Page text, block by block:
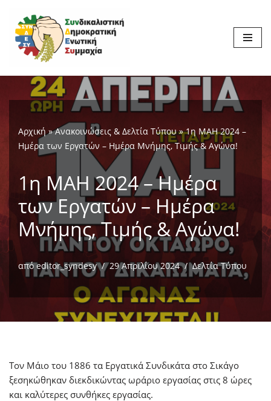
Μεταπηδήστε
στο
περιεχόμενο
Αρχική»Ανακοινώσεις & Δελτία Τύπου»1η ΜΑΗ 2024 –
Ημέρα των Εργατών – Ημέρα Μνήμης, Τιμής & Αγώνα!
1η ΜΑΗ 2024 – Ημέρα
των Εργατών – Ημέρα
Μνήμης, Τιμής & Αγώνα!
απόeditor_syndesy 29 Απριλίου 2024 Δελτία Τύπου
Τον Μάιο του 1886 τα Εργατικά Συνδικάτα στο Σικάγο
ξεσηκώθηκαν διεκδικώντας ωράριο εργασίας στις 8 ώρες
και καλύτερες συνθήκες εργασίας.